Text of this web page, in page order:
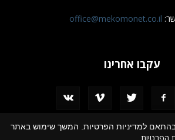
office@mekomonet.co.il
עקבו אחרינו
למדיניות הפרטיות. המשך שימוש באתר